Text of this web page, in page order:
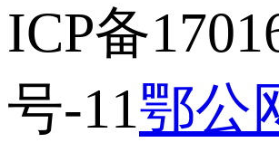
ICP备
号-11鄂公